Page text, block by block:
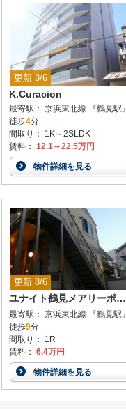
更新 8/6
K.Curacion
最寄駅： 京浜東北線 『鶴見駅』
徒歩4分
間取り： 1K～2SLDK
賃料： 12.1～22.5万円
物件詳細を見る
更新 8/6
ユナイト鶴見メアリーポート
最寄駅： 京浜東北線 『鶴見駅』
徒歩9分
間取り： 1R
賃料： 6.4万円
物件詳細を見る